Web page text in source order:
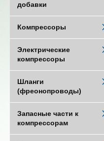
добавки
Компрессоры
Электрические
компрессоры
Шланги
(фреонопроводы)
Запасные части к
компрессорам